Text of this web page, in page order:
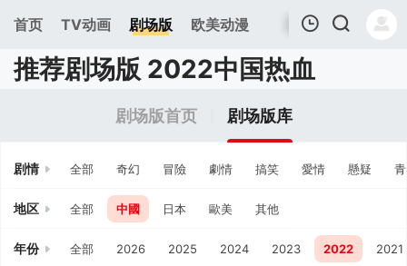
首页 TV动画 剧场版 欧美动漫
我的观影记录
推荐剧场版 2022中国热血
剧场版首页 剧场版库
剧情 全部 奇幻 冒險 劇情 搞笑 愛情 懸疑
地区 全部 中國 日本 歐美 其他
年份 全部 2026 2025 2024 2023 2022 2021